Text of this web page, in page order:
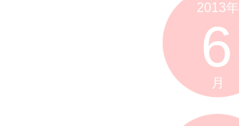
2013年
6
月